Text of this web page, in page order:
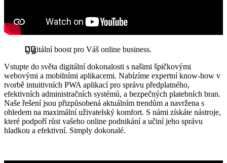
Digitální boost pro Váš online business.
Vstupte do světa digitální dokonalosti s našimi špičkovými
webovými a mobilními aplikacemi. Nabízíme expertní know-how v
tvorbě intuitivních PWA aplikací pro správu předplatného,
efektivních administračních systémů, a bezpečných platebních bran.
Naše řešení jsou přizpůsobená aktuálním trendům a navržena s
ohledem na maximální uživatelský komfort. S námi získáte nástroje,
které podpoří růst vašeho online podnikání a učiní jeho správu
hladkou a efektivní. Simply dokonalé.